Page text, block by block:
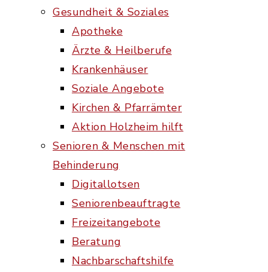
Gesundheit & Soziales
Apotheke
Ärzte & Heilberufe
Krankenhäuser
Soziale Angebote
Kirchen & Pfarrämter
Aktion Holzheim hilft
Senioren & Menschen mit
Behinderung
Digitallotsen
Seniorenbeauftragte
Freizeitangebote
Beratung
Nachbarschaftshilfe